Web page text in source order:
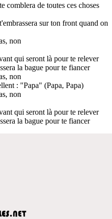
comblera de toutes ces choses
sur ton front quand on
non
qui seront là pour te relever
la bague pour te fiancer
non
: "Papa" (Papa, Papa)
non
qui seront là pour te relever
la bague pour te fiancer